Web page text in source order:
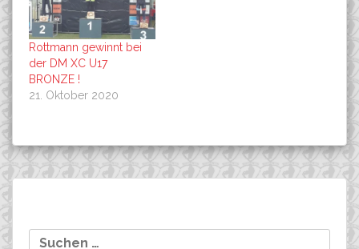
Rottmann gewinnt bei
der DM XC U17
BRONZE !
21. Oktober 2020